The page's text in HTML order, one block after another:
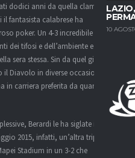
10
dodici anni da quella clamorosa
fantasista calabrese ha
poker. Un 4-3 incredibile per il
dei tifosi e dell’ambiente e in
sera stessa. Sin da quel giorno,
Diavolo in diverse occasioni,
carriera preferita da quando
Berardi le ha siglate in
2015, infatti, un’altra tripletta
Stadium in un 3-2 che